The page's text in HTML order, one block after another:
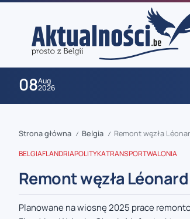
08Aug
2026
Strona główna / Belgia / Remont węzła
BELGIAFLANDRIAPOLITYKATRANSPORTWALONIA
Remont węzła
Planowane na wiosnę 2025 prace